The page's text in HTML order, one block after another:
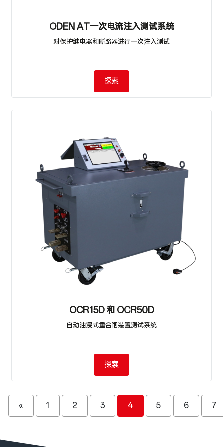
ODEN AT一次电流注入测试系统
对保护继电器和断路器进行一次注入测试
探索
OCR15D 和 OCR50D
自动油浸式重合闸装置测试系统
探索
« 1 2 3 4 5 6 7